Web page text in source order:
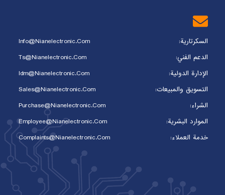
السكرتارية:
Info@nianelectronic.com
الدعم الفني:
Ts@nianelectronic.com
الإدارة الدولية:
Idm@nianelectronic.com
التسويق والمبيعات:
Sales@nianelectronic.com
الشراء:
Purchase@nianelectronic.com
الموارد البشرية:
Employee@nianelectronic.com
خدمة العملاء:
Complaints@Nianelectronic.com